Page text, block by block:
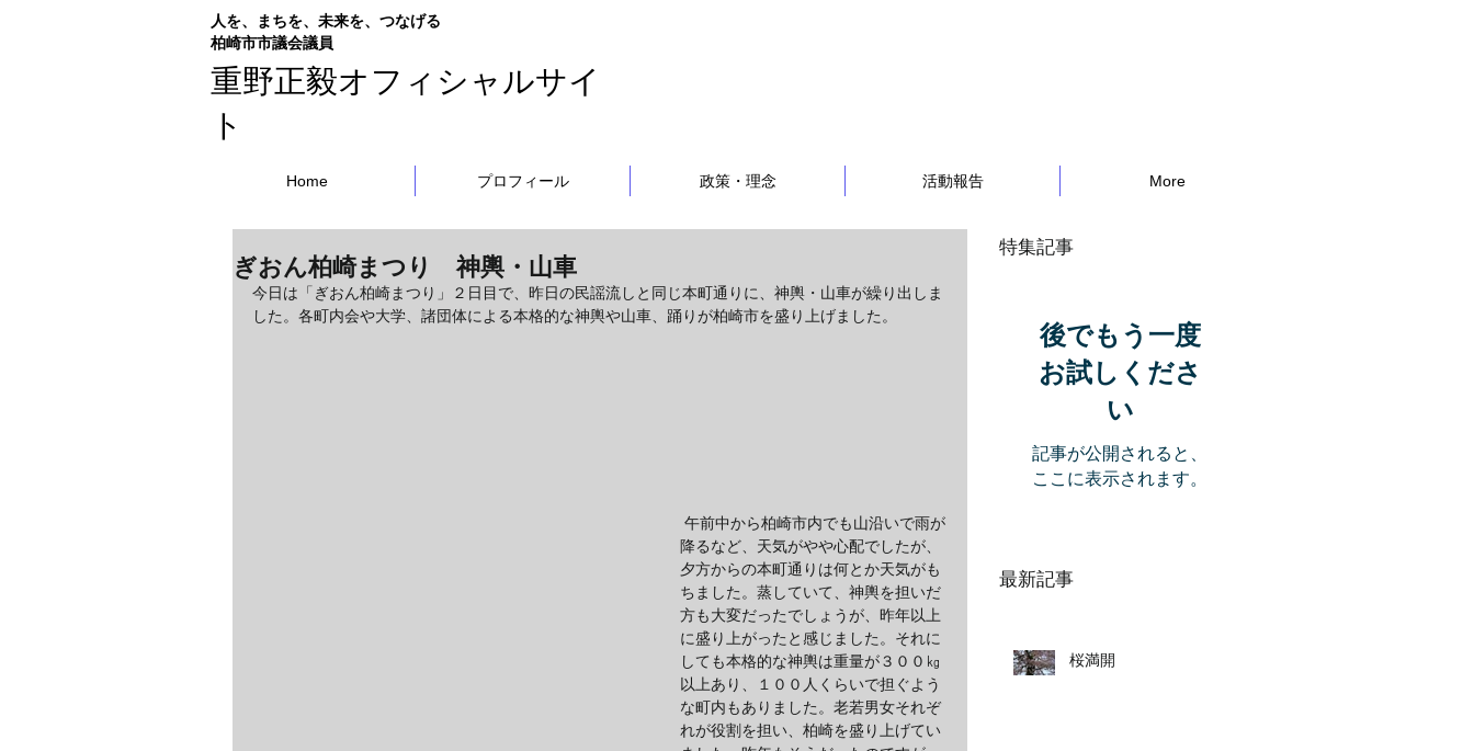
人を、まちを、未来を、つなげる
​柏崎市市議会議員
重野正毅オフィシャルサイ
ト
Home プロフィール 政策・理念 活動報告 More
ぎおん柏崎まつり 神輿・山車
今日は「ぎおん柏崎まつり」２日目で、昨日の民謡流しと同じ本町通りに、神輿・山車が繰り出しま
した。各町内会や大学、諸団体による本格的な神輿や山車、踊りが柏崎市を盛り上げました。
降るなど、天気がやや心配でしたが、
夕方からの本町通りは何とか天気がも
ちました。蒸していて、神輿を担いだ
方も大変だったでしょうが、昨年以上
に盛り上がったと感じました。それに
しても本格的な神輿は重量が３００㎏
以上あり、１００人くらいで担ぐよう
な町内もありました。老若男女それぞ
れが役割を担い、柏崎を盛り上げてい
特集記事
後でもう一度
お試しくださ
い
記事が公開されると、
ここに表示されます。
最新記事
桜満開